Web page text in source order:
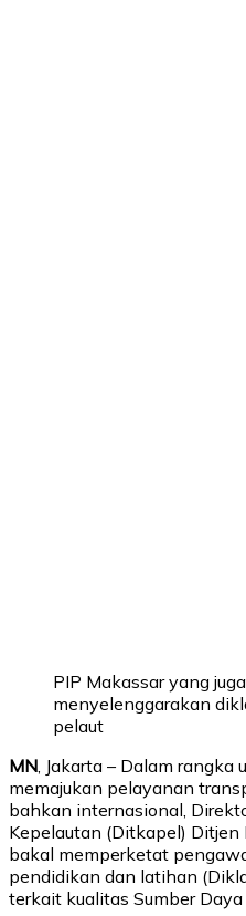
PIP Makassar yang juga
menyelenggarakan
pelaut
MN , Jakarta – Dalam
memajukan pelayanan
bahkan internasional,
Kepelautan (Ditkapel) Ditjen
bakal memperketat
pendidikan dan latihan
terkait kualitas Sumber